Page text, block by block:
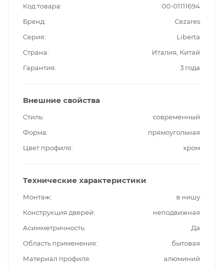
Код товара
00-01111694
Бренд
Cezares
Серия
Liberta
Страна
Италия, Китай
Гарантия
3 года
Внешние свойства
Стиль
современный
Форма
прямоугольная
Цвет профиля
хром
Технические характеристики
Монтаж
в нишу
Конструкция дверей
неподвижная
Асимметричность
Да
Область применения
бытовая
Материал профиля
алюминий